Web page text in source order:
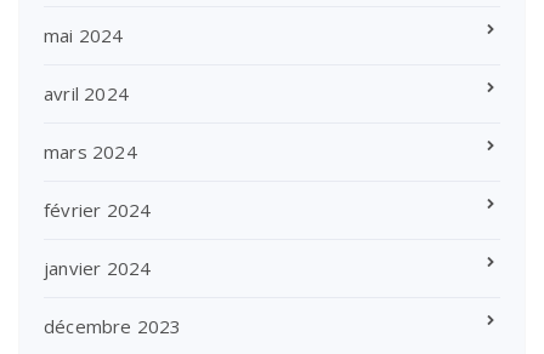
mai 2024
avril 2024
mars 2024
février 2024
janvier 2024
décembre 2023